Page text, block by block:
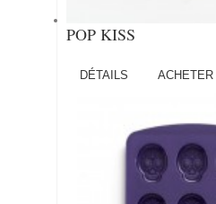
POP KISS
DÉTAILS ACHETER